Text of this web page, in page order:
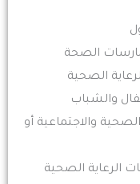
الصحة
الصحية
والشباب
والاجتماعية أو
الرعاية الصحية